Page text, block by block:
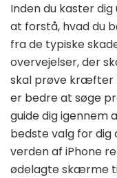
Inden du kaster
at forstå, hvad du
fra de typiske
overvejelser, der
skal prøve kræfter
er bedre at søge
guide dig igennem
bedste valg for dig
verden af iPhone
ødelagte skærme